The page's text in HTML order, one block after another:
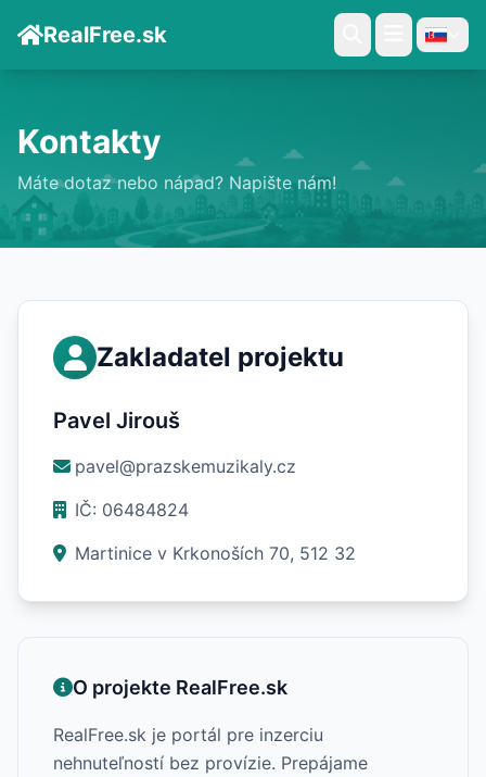
RealFree.sk
Kontakty
Máte dotaz nebo nápad? Napište nám!
Zakladatel projektu
Pavel Jirouš
pavel@prazskemuzikaly.cz
IČ: 06484824
Martinice v Krkonoších 70, 512 32
O projekte RealFree.sk
RealFree.sk je portál pre inzerciu
nehnuteľností bez provízie. Prepájame